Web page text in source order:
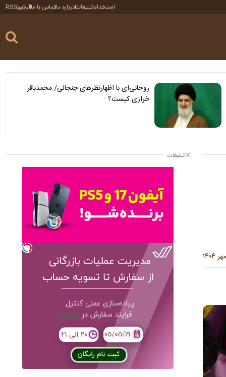
استخدامتبلیغاتدرباره ماتماس با ماآرشیوRSS
روحانی‌ای با اظهارنظرهای جنجالی/ محمدباقر
خرازی کیست؟
تبلیغات